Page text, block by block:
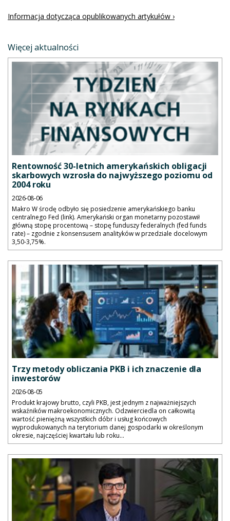
Informacja dotycząca opublikowanych artykułów ›
Więcej aktualności
Rentowność 30-letnich amerykańskich obligacji
skarbowych wzrosła do najwyższego poziomu od
2004 roku
2026-08-06
Makro W środę odbyło się posiedzenie amerykańskiego banku
centralnego Fed (link). Amerykański organ monetarny pozostawił
główną stopę procentową – stopę funduszy federalnych (fed funds
rate) – zgodnie z konsensusem analityków w przedziale docelowym
3,50-3,75%.
Trzy metody obliczania PKB i ich znaczenie dla
inwestorów
2026-08-05
Produkt krajowy brutto, czyli PKB, jest jednym z najważniejszych
wskaźników makroekonomicznych. Odzwierciedla on całkowitą
wartość pieniężną wszystkich dóbr i usług końcowych
wyprodukowanych na terytorium danej gospodarki w określonym
okresie, najczęściej kwartału lub roku...